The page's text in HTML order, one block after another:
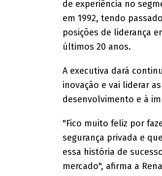
de experiência no
em 1992, tendo
posições de liderança
últimos 20 anos.
A executiva dará
inovação e vai liderar
desenvolvimento e à
"Fico muito feliz por
segurança privada e
essa história de
mercado", afirma a